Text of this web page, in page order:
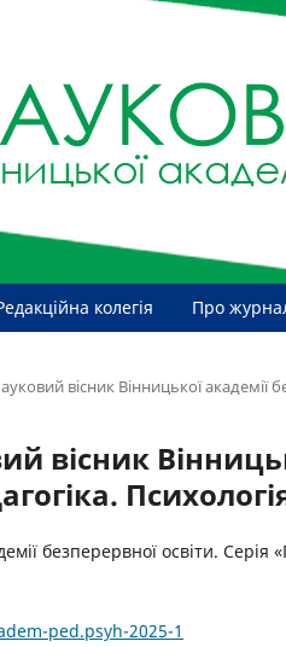
колегія Про
вісник Вінницької академії
вісник
безперервної освіти.
ped.psyh-2025-1